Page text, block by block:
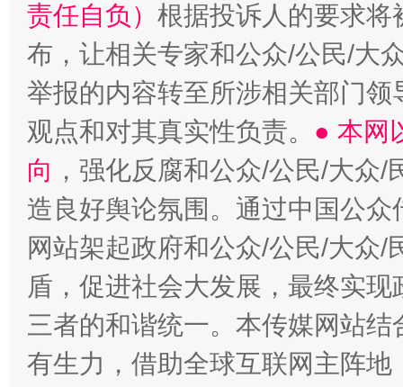
责任自负） 根据投诉人的要求将
布，让相关专家和公众/公民/大
举报的内容转至所涉相关部门
观点和对其真实性负责。 ● 本网
向 ，强化反腐和公众/公民/大众
造良好舆论氛围。通过中国公
网站架起政府和公众/公民/大众
盾，促进社会大发展，最终实
三者的和谐统一。本传媒网站
有生力，借助全球互联网主阵